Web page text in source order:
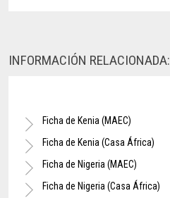
INFORMACIÓN RELACIONADA:
Ficha de Kenia (MAEC)
Ficha de Kenia (Casa África)
Ficha de Nigeria (MAEC)
Ficha de Nigeria (Casa África)